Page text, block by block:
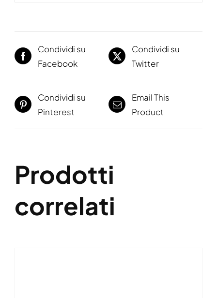
Condividi su
Facebook
Condividi su
Twitter
Condividi su
Pinterest
Email This
Product
Prodotti
correlati